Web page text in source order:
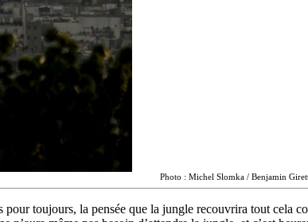
Photo : Michel Slomka / Benjamin
toujours, la pensée que la jungle recouvrira tout cela